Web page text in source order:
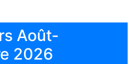
Août-
2026